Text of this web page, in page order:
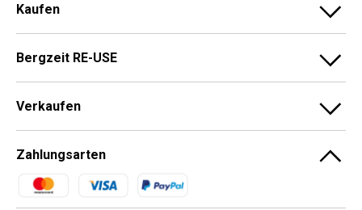
Kaufen
Bergzeit RE-USE
Verkaufen
Zahlungsarten
Zahlungsmethoden